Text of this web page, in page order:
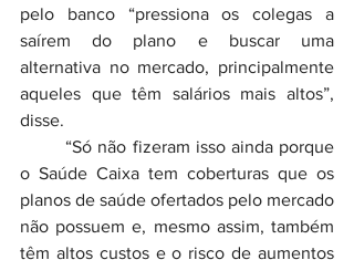
pelo banco “pressiona os colegas a
saírem do plano e buscar uma
alternativa no mercado, principalmente
aqueles que têm salários mais altos”,
disse.
	“Só não fizeram isso ainda porque
o Saúde Caixa tem coberturas que os
planos de saúde ofertados pelo mercado
não possuem e, mesmo assim, também
têm altos custos e o risco de aumentos